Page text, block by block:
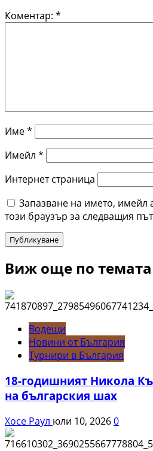
Коментар: *
Име*
Имейл *
Интернет страница
Запазване на името, имейл
този браузър за следващия
Виж още по темата
Водещи
Новини от България
Турнири в България
18-годишният Никола
на българския шах
Хосе Раул юли 10, 20260